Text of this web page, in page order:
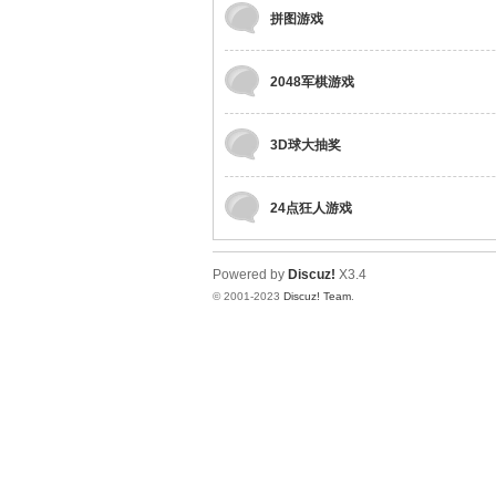
季
拼图游戏
2048军棋游戏
3D球大抽奖
24点狂人游戏
Powered by Discuz! X3.4
© 2001-2023 Discuz! Team